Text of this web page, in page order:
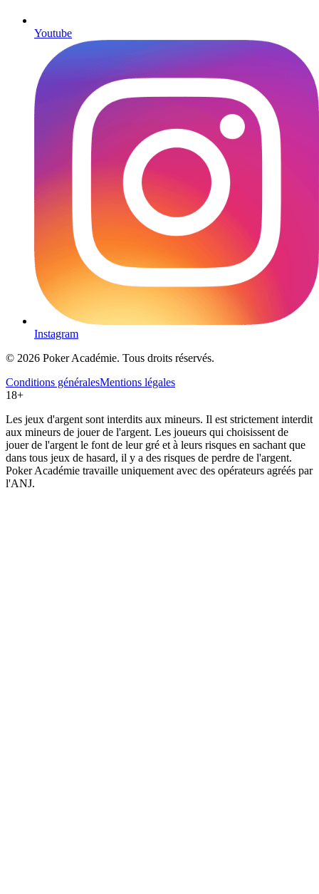
Youtube
Instagram
© 2026 Poker Académie. Tous droits réservés.
Conditions généralesMentions légales
18+
Les jeux d'argent sont interdits aux mineurs. Il est strictement interdit
aux mineurs de jouer de l'argent. Les joueurs qui choisissent de
jouer de l'argent le font de leur gré et à leurs risques en sachant que
dans tous jeux de hasard, il y a des risques de perdre de l'argent.
Poker Académie travaille uniquement avec des opérateurs agréés par
l'ANJ.